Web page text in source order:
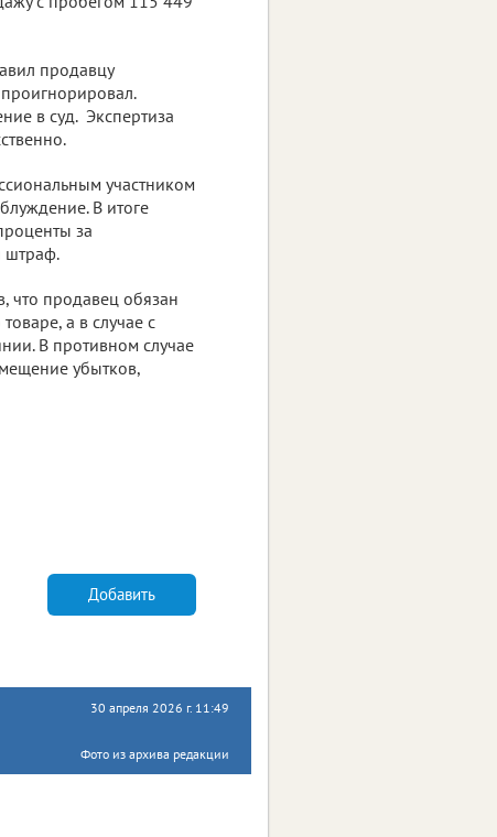
продавцу
в суд. Экспертиза
участником
В итоге
за
штраф.
что продавец обязан
а в случае с
В противном случае
убытков,
Добавить
30 апреля 2026 г. 11:49
Фото из архива редакции